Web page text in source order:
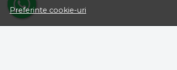
Preferinte cookie-uri